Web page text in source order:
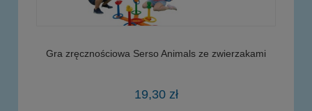
Gra zręcznościowa Serso Animals ze zwierzakami
19,30 zł